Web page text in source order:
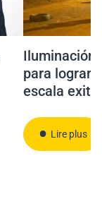
Iluminación
para lograr
escala
Lire plus